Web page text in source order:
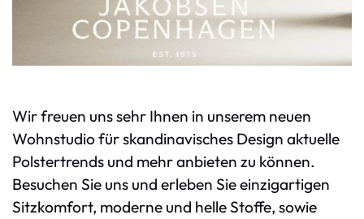
Wir freuen uns sehr Ihnen in unserem neuen
Wohnstudio für skandinavisches Design aktuelle
Polstertrends und mehr anbieten zu können.
Besuchen Sie uns und erleben Sie einzigartigen
Sitzkomfort, moderne und helle Stoffe, sowie